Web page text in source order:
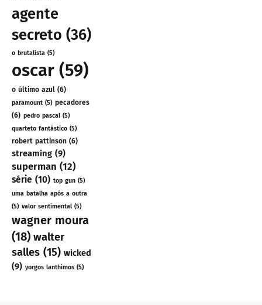
agente
secreto (36)
o brutalista (5)
oscar (59)
o último azul (6)
paramount (5) pecadores
(6) pedro pascal (5)
quarteto fantástico (5)
robert pattinson (6)
streaming (9)
superman (12)
série (10) top gun (5)
uma batalha após a outra
(5) valor sentimental (5)
wagner moura
(18) walter
salles (15) wicked
(9) yorgos lanthimos (5)